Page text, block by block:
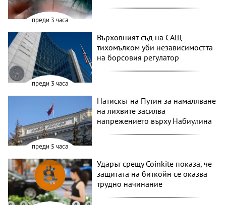
преди 3 часа
преди 3 часа
Върховният съд на САЩ
тихомълком уби независимостта
на борсовия регулатор
преди 5 часа
Натискът на Путин за намаляване
на лихвите засилва
напрежението върху Набиулина
Ударът срещу Coinkite показа, че
защитата на биткойн се оказва
трудно начинание